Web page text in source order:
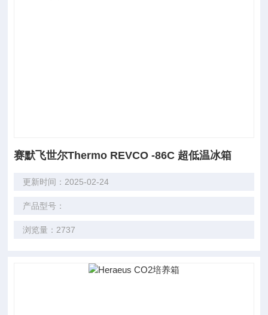
赛默飞世尔Thermo REVCO -86C 超低温冰箱
更新时间：2025-02-24
产品型号：
浏览量：2737